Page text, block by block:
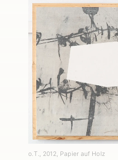
o.T. 2012 , Papier auf Holz